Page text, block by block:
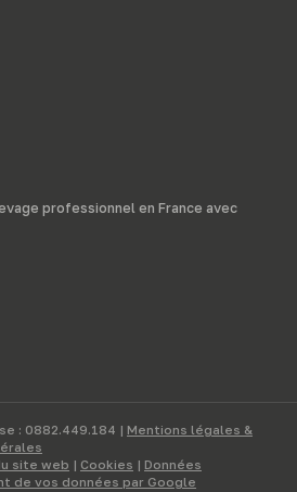
professionnel en France avec
: 0882.449.184 | Mentions légales &
site web | Cookies | Données
de vos données par Google